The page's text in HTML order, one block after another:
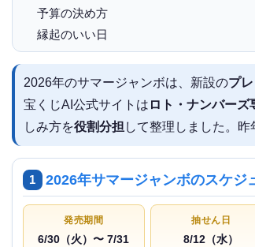
予算の決め方
縁起のいい日
2026年のサマージャンボは、新設のプ
宝くじAI公式サイトは ロト・ナンバーズ
しみ方を役割分担して整理しました。昨
1 2026年サマージャンボのスケジ
発売期間
6/30（火）〜 7/31
抽せん日
8/12（水）